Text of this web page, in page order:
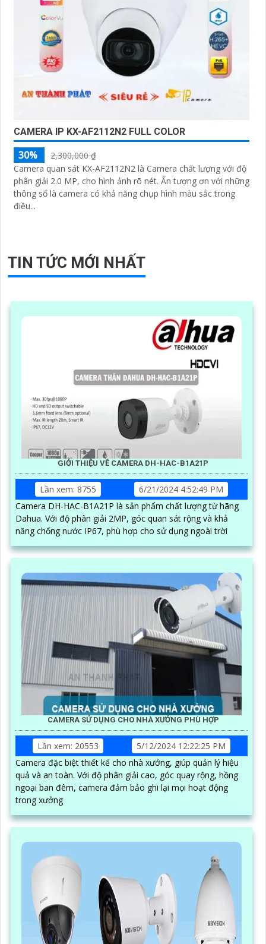
CAMERA IP KX-AF2112N2 FULL COLOR
30%
2,300,000 ₫
Camera quan sát KX-AF2112N2 là Camera chất lượng với độ
phân giải 2.0 MP, cho hình ảnh rõ nét. Ấn tượng ơn với những
thông số là camera có khả năng chụp hình màu sắc trong
điều...
TIN TỨC MỚI NHẤT
GIỚI THIỆU VỀ CAMERA DH-HAC-B1A21P
Lần xem: 8755
6/21/2024 4:52:49 PM
Camera DH-HAC-B1A21P là sản phẩm chất lượng từ hãng
Dahua. Với độ phân giải 2MP, góc quan sát rộng và khả
năng chống nước IP67, phù hợp cho sử dụng ngoài trời
CAMERA SỬ DỤNG CHO NHÀ XƯỞNG PHÙ HỢP
Lần xem: 20553
5/12/2024 12:22:25 PM
Camera đặc biệt thiết kế cho nhà xưởng, giúp quản lý hiệu
quả và an toàn. Với độ phân giải cao, góc quay rộng, hồng
ngoại ban đêm, camera đảm bảo ghi lại mọi hoạt động
trong xưởng